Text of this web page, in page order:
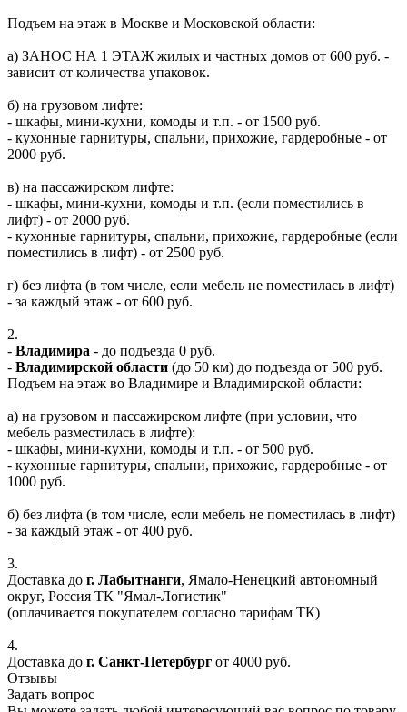
Подъем на этаж в Москве и Московской области:
а) ЗАНОС НА 1 ЭТАЖ жилых и частных домов от 600 руб. -
зависит от количества упаковок.
б) на грузовом лифте:
- шкафы, мини-кухни, комоды и т.п. - от 1500 руб.
- кухонные гарнитуры, спальни, прихожие, гардеробные - от
2000 руб.
в) на пассажирском лифте:
- шкафы, мини-кухни, комоды и т.п. (если поместились в
лифт) - от 2000 руб.
- кухонные гарнитуры, спальни, прихожие, гардеробные (если
поместились в лифт) - от 2500 руб.
г) без лифта (в том числе, если мебель не поместилась в лифт)
- за каждый этаж - от 600 руб.
2.
- Владимира - до подъезда 0 руб.
- Владимирской области (до 50 км) до подъезда от 500 руб.
Подъем на этаж во Владимире и Владимирской области:
а) на грузовом и пассажирском лифте (при условии, что
мебель разместилась в лифте):
- шкафы, мини-кухни, комоды и т.п. - от 500 руб.
- кухонные гарнитуры, спальни, прихожие, гардеробные - от
1000 руб.
б) без лифта (в том числе, если мебель не поместилась в лифт)
- за каждый этаж - от 400 руб.
3.
Доставка до г. Лабытнанги, Ямало-Ненецкий автономный
округ, Россия ТК "Ямал-Логистик"
(оплачивается покупателем согласно тарифам ТК)
4.
Доставка до г. Санкт-Петербург от 4000 руб.
Отзывы
Задать вопрос